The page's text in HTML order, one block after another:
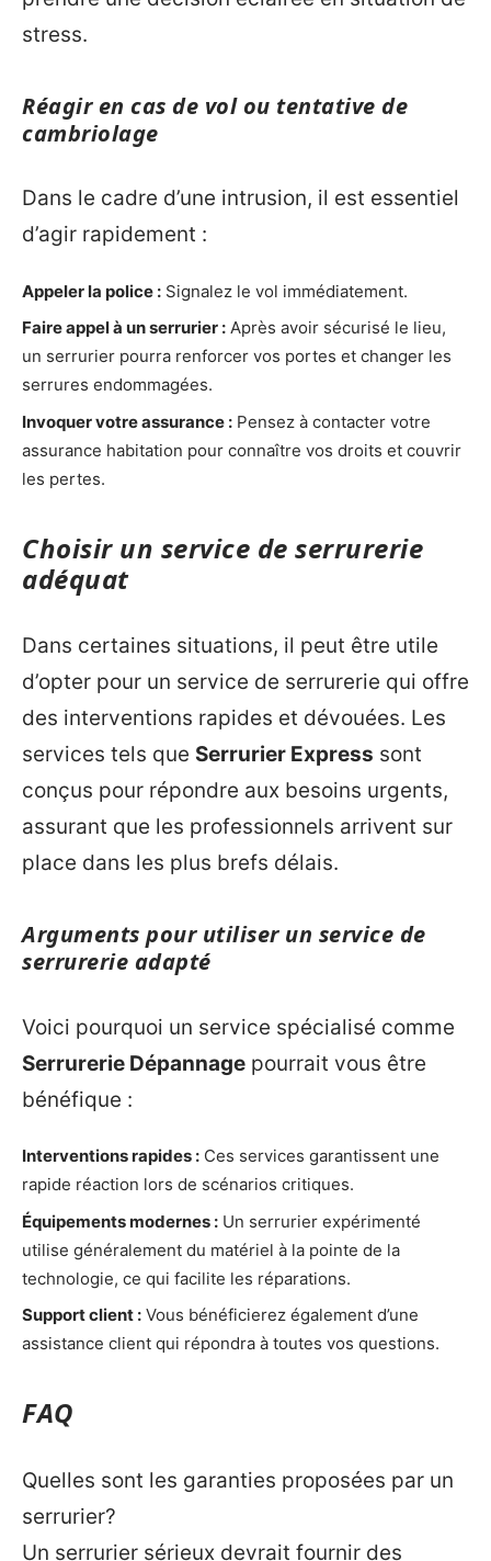
stress.
Réagir en cas de vol ou tentative de
cambriolage
Dans le cadre d’une intrusion, il est essentiel
d’agir rapidement :
Appeler la police : Signalez le vol immédiatement.
Faire appel à un serrurier : Après avoir sécurisé le lieu,
un serrurier pourra renforcer vos portes et changer les
serrures endommagées.
Invoquer votre assurance : Pensez à contacter votre
assurance habitation pour connaître vos droits et couvrir
les pertes.
Choisir un service de serrurerie
adéquat
Dans certaines situations, il peut être utile
d’opter pour un service de serrurerie qui offre
des interventions rapides et dévouées. Les
services tels que Serrurier Express sont
conçus pour répondre aux besoins urgents,
assurant que les professionnels arrivent sur
place dans les plus brefs délais.
Arguments pour utiliser un service de
serrurerie adapté
Voici pourquoi un service spécialisé comme
Serrurerie Dépannage pourrait vous être
bénéfique :
Interventions rapides : Ces services garantissent une
rapide réaction lors de scénarios critiques.
Équipements modernes : Un serrurier expérimenté
utilise généralement du matériel à la pointe de la
technologie, ce qui facilite les réparations.
Support client : Vous bénéficierez également d’une
assistance client qui répondra à toutes vos questions.
FAQ
Quelles sont les garanties proposées par un
serrurier?
Un serrurier sérieux devrait fournir des